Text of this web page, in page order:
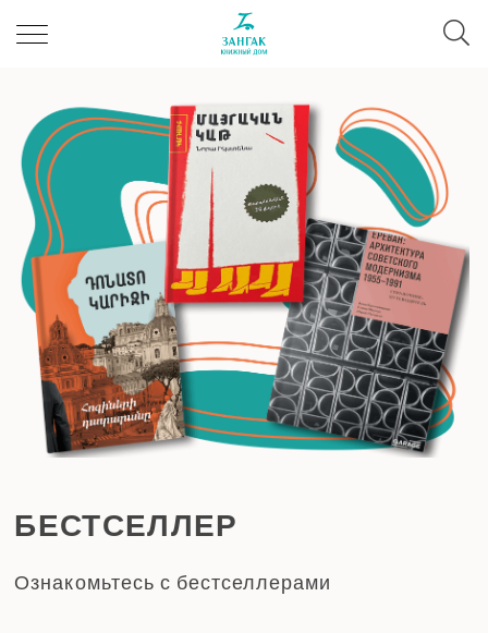
БЕСТСЕЛЛЕР
Ознакомьтесь с бестселлерами